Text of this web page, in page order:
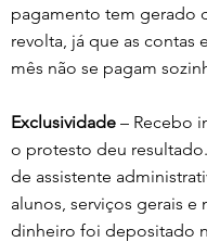
pagamento tem gerado
revolta, já que as contas
mês não se pagam
Exclusividade – Recebo
o protesto deu
de assistente
alunos, serviços gerais e
dinheiro foi depositado